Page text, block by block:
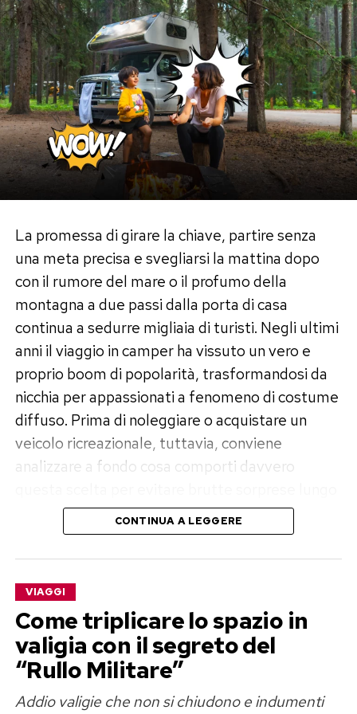
La promessa di girare la chiave, partire senza
una meta precisa e svegliarsi la mattina dopo
con il rumore del mare o il profumo della
montagna a due passi dalla porta di casa
continua a sedurre migliaia di turisti. Negli ultimi
anni il viaggio in camper ha vissuto un vero e
proprio boom di popolarità, trasformandosi da
nicchia per appassionati a fenomeno di costume
diffuso. Prima di noleggiare o acquistare un
veicolo ricreazionale, tuttavia, conviene
analizzare a fondo cosa comporti davvero
il percorso.
I vantaggi: libertà totale, flessibilità e
contatto con la natura
Il punto di forza indiscutibile della vacanza
itinerante risiede nella libertà d’azione. Non
esistono orari rigidi per il check-in, non ci sono
prenotazioni vincolanti da rispettare mesi prima
e non occorre disfare le valigie a ogni tappa.
CONTINUA A LEGGERE
VIAGGI
Come triplicare lo spazio in
valigia con il segreto del
“Rullo Militare”
Addio valigie che non si chiudono e indumenti